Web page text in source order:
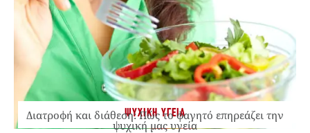
ΨΥΧΙΚΗ ΥΓΕΙΑ
Διατροφή και διάθεση: Πώς το φαγητό επηρεάζει την
ψυχική μας υγεία